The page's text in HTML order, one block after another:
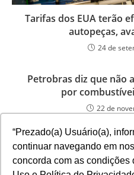
“Prezado(a) Usuário(a),
continuar navegando em
concorda com as condições
Tarifas dos EUA terão
autopeças,
24 de
Petrobras diz que não
por
22 de